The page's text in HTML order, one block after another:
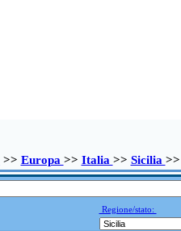
>> Europa >> Italia >> Sicilia
Regione/stato: